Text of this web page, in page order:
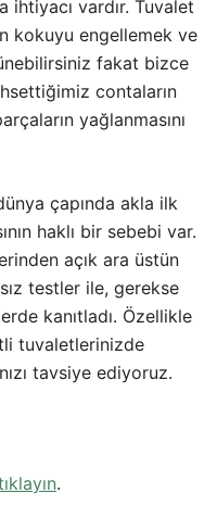
ihtiyacı vardır. Tuvalet
kokuyu engellemek ve
fakat bizce
contaların
yağlanmasını
çapında akla ilk
haklı bir sebebi var.
açık ara üstün
testler ile, gerekse
kanıtladı. Özellikle
tuvaletlerinizde
tavsiye ediyoruz.
.